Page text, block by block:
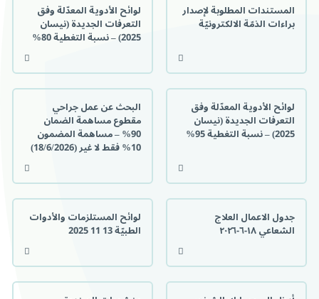
المستندات المطلوبة لإصدار
براءات الذمّة الالكترونيّة
لوائح الأدوية المعدّلة وفق
التعرفات الجديدة (نيسان
2025) – نسبة التغطية 80%
لوائح الأدوية المعدّلة وفق
التعرفات الجديدة (نيسان
2025) – نسبة التغطية 95%
البحث عن عمل جراحي
مقطوع مساهمة الضمان
90% – مساهمة المضمون
10% فقط لا غير (18/6/2026)
جدول الاعمال العلاج
الشعاعي ١٨-٦-٢٠٢٦
لوائح المستلزمات والأدوات
الطبيّة 13 11 2025